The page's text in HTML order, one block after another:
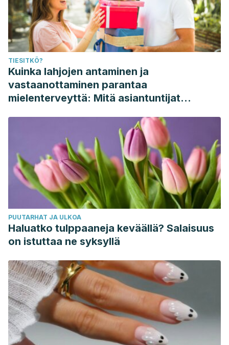
https://www.tandfonline.com/doi/abs/10.1080/
Oniszczuk, A., Oniszczuk, T., Gancarz, M., & Szymańska, J.
(2021). Role of gut microbiota, probiotics and prebiotics in
the cardiovascular diseases.Molecules,26(4), 1172.
https://www.mdpi.com/1420-3049/26/4/1172
Reid, G., Gadir, A. A., & Dhir, R. (2019). Probiotics: reiterating
what they are and what they are not. Frontiers in
https://www.frontiersin.org/articles/10.3389/
Sanders, M. E., Merenstein, D., Merrifield, C. A., & Hutkins, R.
(2018). Probiotics for human use.
Nutrition bulletin ,43(3),
212-225.
https://onlinelibrary.wiley.com/doi/abs/10.1111/nbu.12334
Sivamaruthi, B. S., Prasanth, M. I., Kesika, P., & Chaiyasut, C.
(2019). Probiotics in human mental health and diseases-A
minireview. Tropical Journal of Pharmaceutical
Research
(4), 889-895.
https://www.ajol.info/index.php/tjpr/article/view/207545
Stavropoulou, E., & Bezirtzoglou, E. (2020). Probiotics in
medicine: a long debate.Frontiers in immunology,
https://www.frontiersin.org/articles/10.3389/
Wastyk, H. C., Fragiadakis, G. K., Perelman, D., Dahan, D.,
Merrill, B. D., Feiqiao, B. Y., … & Sonnenburg, J. L. (2021).
Gut-microbiota-targeted diets modulate human immune
TIESITKÖ?
Kuinka lahjojen antaminen ja
vastaanottaminen parantaa
mielenterveyttä: Mitä asiantuntijat
PUUTARHAT JA ULKOA
Haluatko tulppaaneja keväällä? Salaisuus
on istuttaa ne syksyllä